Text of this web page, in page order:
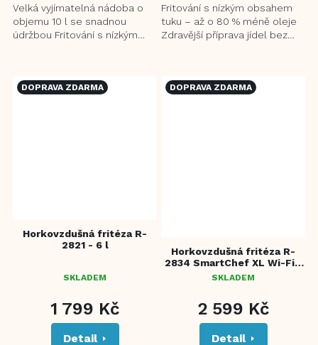
Velká vyjímatelná nádoba o
objemu 10 l se snadnou
údržbou Fritování s nízkým
5
HVĚZDIČEK.
Fritování s nízkým obsahem
tuku – až o 80 % méně oleje
Zdravější příprava jídel bez
DOPRAVA ZDARMA
Horkovzdušná fritéza R-
2821 - 6 l
SKLADEM
1 799 Kč
Detail
DOPRAVA ZDARMA
Horkovzdušná fritéza R-
2834 SmartChef XL Wi-Fi -
8 l
PRŮMĚRNÉ
PRODUKTU
SKLADEM
2 599 Kč
Detail